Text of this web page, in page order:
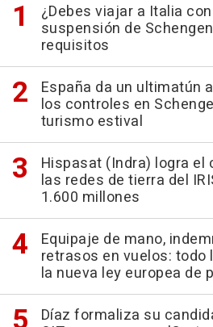
¿Debes viajar a Italia
suspensión de
requisitos
España da un ultimatún
los controles en
turismo estival
Hispasat (Indra) logra
las redes de tierra del
1.600 millones
Equipaje de mano,
retrasos en vuelos: todo
la nueva ley europea de
Díaz formaliza su